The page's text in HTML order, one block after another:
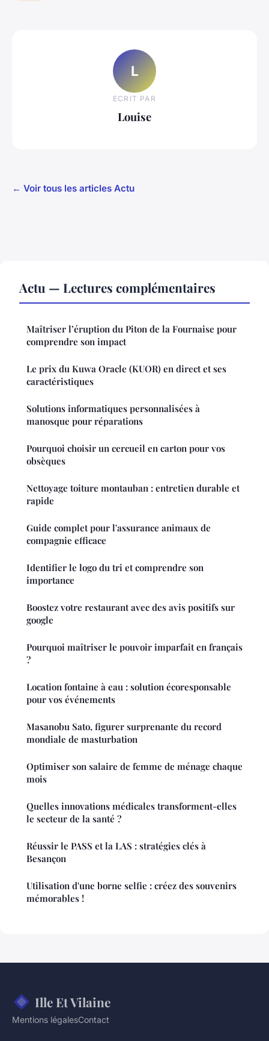
L
ECRIT PAR
Louise
← Voir tous les articles Actu
Actu — Lectures complémentaires
Maîtriser l’éruption du Piton de la Fournaise pour
comprendre son impact
Le prix du Kuwa Oracle (KUOR) en direct et ses
caractéristiques
Solutions informatiques personnalisées à
manosque pour réparations
Pourquoi choisir un cercueil en carton pour vos
obsèques
Nettoyage toiture montauban : entretien durable et
rapide
Guide complet pour l'assurance animaux de
compagnie efficace
Identifier le logo du tri et comprendre son
importance
Boostez votre restaurant avec des avis positifs sur
google
Pourquoi maîtriser le pouvoir imparfait en français
?
Location fontaine à eau : solution écoresponsable
pour vos événements
Masanobu Sato, figurer surprenante du record
mondiale de masturbation
Optimiser son salaire de femme de ménage chaque
mois
Quelles innovations médicales transforment-elles
le secteur de la santé ?
Réussir le PASS et la LAS : stratégies clés à
Besançon
Utilisation d'une borne selfie : créez des souvenirs
mémorables !
Ille Et Vilaine
Mentions légalesContact